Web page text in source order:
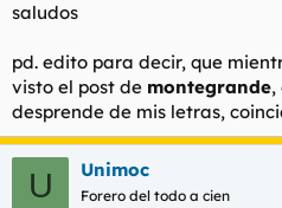
saludos
pd. edito para decir, que
visto el post de montegrande,
desprende de mis letras,
U Unimoc
Forero del todo a cien